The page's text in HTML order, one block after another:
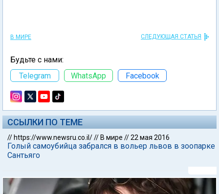
В МИРЕ СЛЕДУЮЩАЯ СТАТЬЯ
Будьте с нами:
Telegram
WhatsApp Facebook
ССЫЛКИ ПО ТЕМЕ
// https://www.newsru.co.il/// В мире //22 мая 2016
Голый самоубийца забрался в вольер львов в зоопарке
Сантьяго